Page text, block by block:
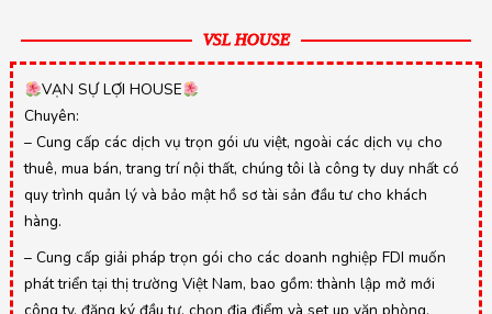
VSL HOUSE
VẠN SỰ LỢI HOUSE
Chuyên:
– Cung cấp các dịch vụ trọn gói ưu việt, ngoài các dịch vụ cho
thuê, mua bán, trang trí nội thất, chúng tôi là công ty duy nhất có
quy trình quản lý và bảo mật hồ sơ tài sản đầu tư cho khách
hàng.
– Cung cấp giải pháp trọn gói cho các doanh nghiệp FDI muốn
phát triển tại thị trường Việt Nam, bao gồm: thành lập mở mới
công ty, đăng ký đầu tư, chọn địa điểm và set up văn phòng,